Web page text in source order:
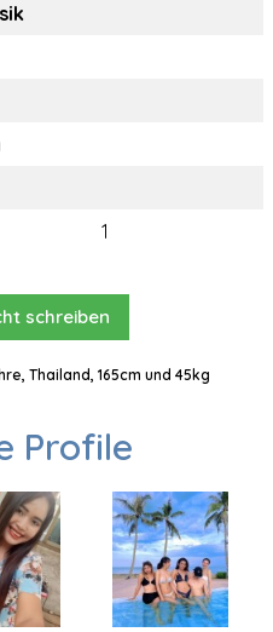
1
schreiben
Thailand, 165cm und 45kg
Profile